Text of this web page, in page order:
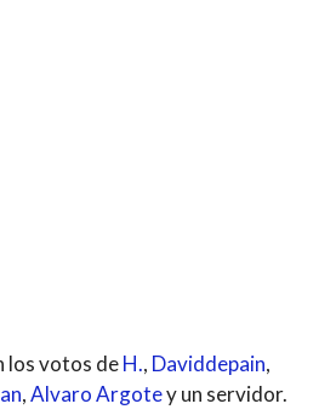
los votos deH., Daviddepain,
,Alvaro Argotey un servidor.